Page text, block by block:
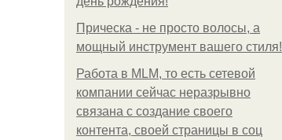
Прическа - не просто волосы, а
мощный инструмент вашего стиля!
Работа в MLM, то есть сетевой
компании сейчас неразрывно
связана с создание своего
контента, своей страницы в соц